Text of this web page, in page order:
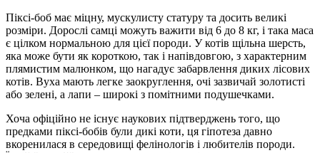
Піксі-боб має міцну, мускулисту статуру та досить великі
розміри. Дорослі самці можуть важити від 6 до 8 кг, і така маса
є цілком нормальною для цієї породи. У котів щільна шерсть,
яка може бути як короткою, так і напівдовгою, з характерним
плямистим малюнком, що нагадує забарвлення диких лісових
котів. Вуха мають легке заокруглення, очі зазвичай золотисті
або зелені, а лапи – широкі з помітними подушечками.
Хоча офіційно не існує наукових підтверджень того, що
предками піксі-бобів були дикі коти, ця гіпотеза давно
вкоренилася в середовищі фелінологів і любителів породи.